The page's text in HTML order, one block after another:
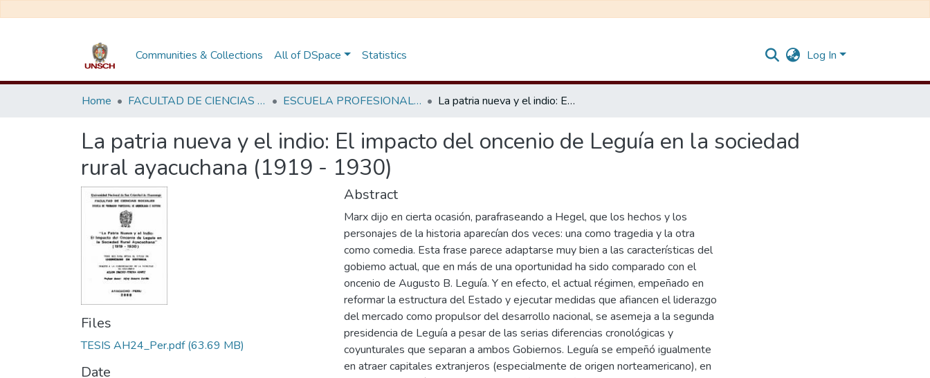
Communities & Collections All of DSpace Statistics Log In
Home FACULTAD DE CIENCIAS SOCIALES ESCUELA PROFESIONAL DE ARQUEOLOGÍA E HISTORIA La patria nueva y el indio: El impacto del oncenio de Leguía en la sociedad rural ayacuchana (1919 - 1930)
La patria nueva y el indio: El impacto del oncenio de Leguía en la sociedad
rural ayacuchana (1919 - 1930)
Files
TESIS AH24_Per.pdf(63.69 MB)
Date
Abstract
Marx dijo en cierta ocasión, parafraseando a Hegel, que los hechos y los
personajes de la historia aparecían dos veces: una como tragedia y la otra
como comedia. Esta frase parece adaptarse muy bien a las características del
gobiemo actual, que en más de una oportunidad ha sido comparado con el
oncenio de Augusto B. Leguía. Y en efecto, el actual régimen, empeñado en
reformar la estructura del Estado y ejecutar medidas que afiancen el liderazgo
del mercado como propulsor del desarrollo nacional, se asemeja a la segunda
presidencia de Leguía a pesar de las serias diferencias cronológicas y
coyunturales que separan a ambos Gobiernos. Leguía se empeñó igualmente
en atraer capitales extranjeros (especialmente de origen norteamericano), en